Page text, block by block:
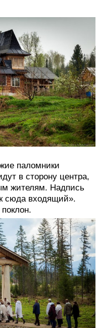
паломники
в сторону центра,
жителям. Надпись
сюда входящий».